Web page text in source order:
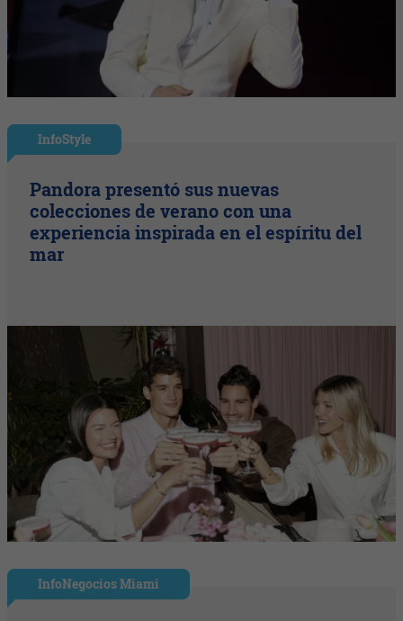
InfoStyle
Pandora presentó sus nuevas
colecciones de verano con una
experiencia inspirada en el espíritu del
mar
InfoNegocios Miami